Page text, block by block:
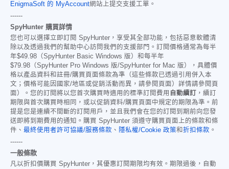
EnigmaSoft 的 MyAccount網站上提交支援工單。
------
SpyHunter 購買詳情
您也可以選擇立即訂閱 SpyHunter，享受其全部功能，包括惡意軟體清
除以及透過我們的幫助中心訪問我們的支援部門。訂閱價格通常為每半
年$49.98 （SpyHunter Basic Windows 版）和每半年
$79.98 （SpyHunter Pro Windows 版/SpyHunter for Mac 版），具體價
格以產品資料和註冊/購買頁面條款為準（這些條款已透過引用併入本
文；價格可能因國家/地區或促銷活動而異，請參閱頁面）詳情請參閱頁
面）。您的訂閱將以您首次購買時適用的標準訂閱費用 自動續訂
，續訂
期限與首次購買時相同，或以促銷資料/購買頁面中規定的期限為準。前
提是您是連續不間斷的訂閱用戶，並且我們會在您的訂閱到期前向您發
送即將到期費用的通知。購買 SpyHunter 須遵守購買頁面上的條款和條
件、 最終使用者許可協議/服務條款 、 隱私權/Cookie 政策和折扣條款 。
------
一般條款
凡以折扣價購買 SpyHunter，其優惠訂閱期限均有效。期限過後，自動